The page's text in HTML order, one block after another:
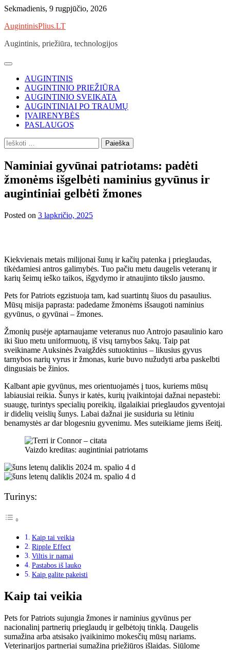
Skip
content
Sekmadienis, 9 rugpjūčio, 2026
AugintinisPlius.LT
Augintinis, priežiūra, technologijos
AUGINTINIS
AUGINTINIO PRIEŽIŪRA
AUGINTINIO SVEIKATA
AUGINTINIAI PO TRAUMŲ
ĮVAIRENYBĖS
PASLAUGOS
Ieškoti:
Naminiai gyvūnai patriotams: padėti
žmonėms išgelbėti naminius gyvūnus ir
augintiniai gelbėti žmones
Posted on 3 lapkričio, 2025
Kiekvienais metais milijonai šunų ir kačių patenka į prieglaudas,
tikėdamiesi antros galimybės. Tuo pačiu metu daugelis veteranų ir
karių šeimų ieško taikos, išgydymo ir atnaujinto tikslo jausmo.
Pets for Patriots egzistuoja tam, kad suartintų šiuos du pasaulius.
Mūsų misija paprasta: padedame žmonėms išsaugoti naminius
gyvūnus, o gyvūnai – žmones.
Žmonių pusėje aptarnaujame veteranus nuo Antrojo pasaulinio karo
iki šiuo metu uniformuotų, iš visų tarnybos šakų. Taip pat
sveikiname Auksinės žvaigždės sutuoktinius – likusius gyvus
tarnybos narių vyrus ir žmonas, kurie buvo nužudyti arba paskelbti
dingusiais be žinios.
Kalbant apie gyvūnus, mes orientuojamės į tuos, kuriems mūsų
labiausiai reikia. Šunys ir katės, kurių įvaikintojai dažnai nepastebi:
suaugę, turintys specialių poreikių, ilgalaikiai prieglaudos gyventojai
ir didelių veislių šunys. Labai dažnai jie susiduria su lėtiniu
benamystės ar dar blogesniu gyvenimu. Mes suteikiame jiems išeitį.
Vaizdo kreditas: augintiniai patriotams
Turinys:
Kaip tai veikia
Ripple Effect
Viltis ir namai
Pastabos iš lauko
Kaip galite pakeisti
Kaip tai veikia
Pets for Patriots sujungia žmones ir naminius gyvūnus per
nacionalinį partnerių prieglaudų ir gelbėtojų tinklą. Daugelis
sumažina arba atsisako įvaikinimo mokesčių mūsų nariams.
Veterinarijos partneriai sumažina priežiūros išlaidas. Siūlome